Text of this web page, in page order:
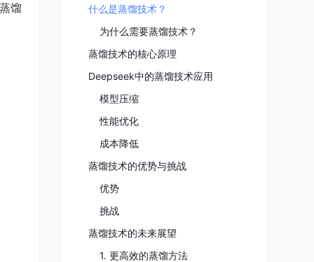
馏
什么是蒸馏技术？
为什么需要蒸馏技术？
蒸馏技术的核心原理
Deepseek中的蒸馏技术应用
模型压缩
性能优化
成本降低
蒸馏技术的优势与挑战
优势
挑战
蒸馏技术的未来展望
1. 更高效的蒸馏方法